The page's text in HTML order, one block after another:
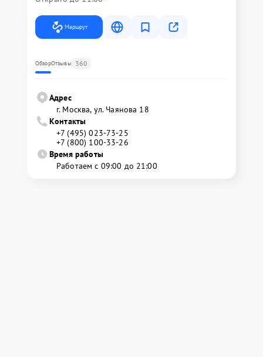
Маршрут
ОбзорОтзывы 360
Адрес
г. Москва, ул. Чаянова 18
Контакты
+7 (495) 023-73-25
+7 (800) 100-33-26
Время работы
Работаем с 09:00 до 21:00